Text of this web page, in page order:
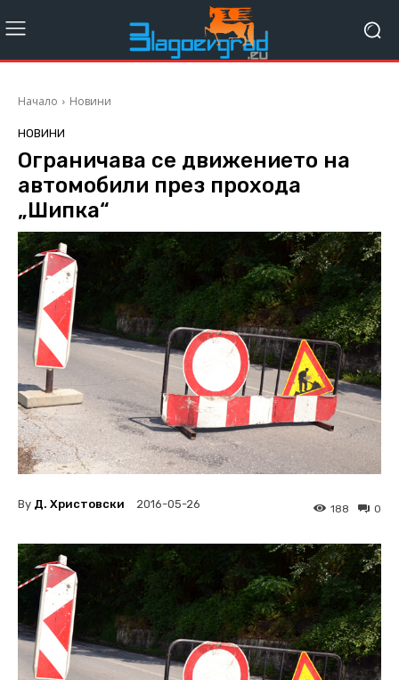
Начало Новини
НОВИНИ
Ограничава се движението на
автомобили през прохода
„Шипка“
By Д. Христовски 2016-05-26 0
188